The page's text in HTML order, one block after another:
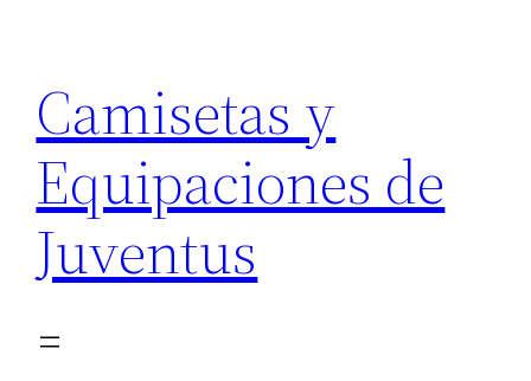
contenido
Camisetas y
Equipaciones de
Juventus